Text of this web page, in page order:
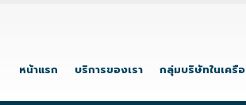
หน้าแรก บริการของเรา กลุ่มบริษัทในเครือ